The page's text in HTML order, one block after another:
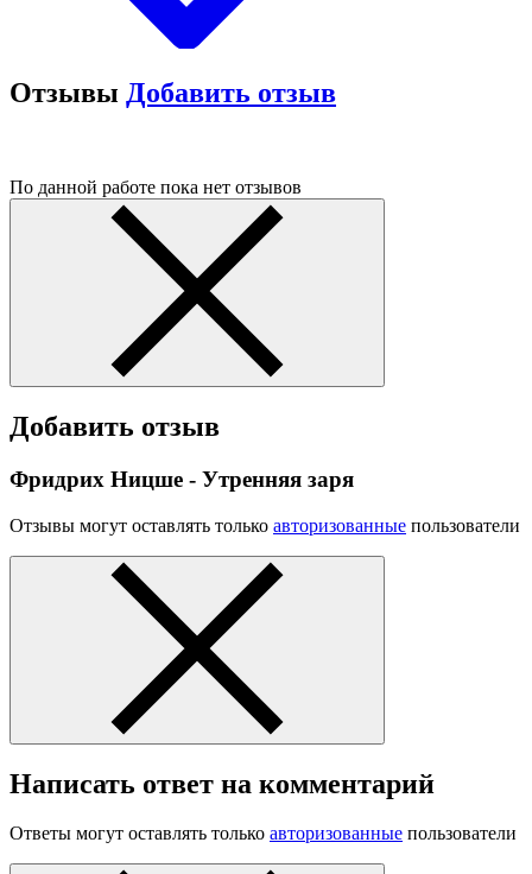
Отзывы Добавить отзыв
По данной работе пока нет отзывов
Добавить отзыв
Фридрих Ницше - Утренняя заря
Отзывы могут оставлять только авторизованные пользователи
Написать ответ на комментарий
Ответы могут оставлять только авторизованные пользователи